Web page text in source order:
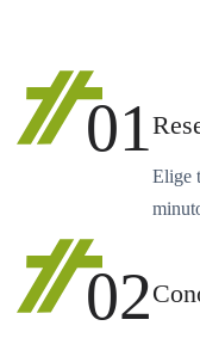
01
Elige
02